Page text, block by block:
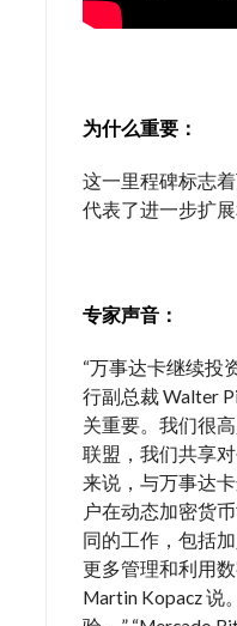
为什么重要：
这一里程碑标志
代表了进一步扩
专家声音：
“万事达卡继续投
行副总裁 Walter
关重要。我们很
联盟，我们共享
来说，与万事达
户在动态加密货
同的工作，包括
更多管理和利用
Martin Kopacz 说